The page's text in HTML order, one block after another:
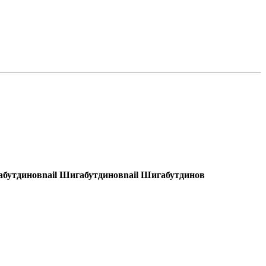
nail Шигабутдиновnail Шигабутдинов